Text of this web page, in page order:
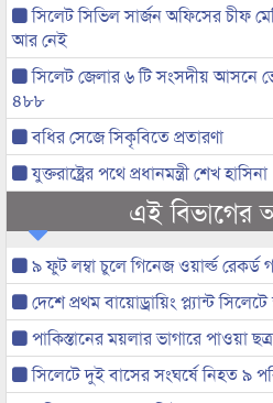
সিলেট সিভিল সার্জন অফিসের চীফ
আর নেই
সিলেট জেলার ৬ টি সংসদীয় আসনে
৪৮৮
বধির সেজে সিকৃবিতে প্রতারণা
যুক্তরাষ্ট্রের পথে প্রধানমন্ত্রী শেখ হাসিনা
এই
৯ ফুট লম্বা চুলে গিনেজ ওয়ার্ল্ড
দেশে প্রথম বায়োড্রায়িং প্ল্যান্ট
পাকিস্তানের ময়লার ভাগারে পাওয়া
সিলেটে দুই বাসের সংঘর্ষে নিহত ৯